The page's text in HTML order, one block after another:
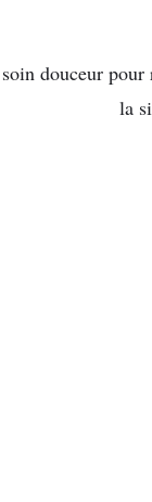
douceur pour
la